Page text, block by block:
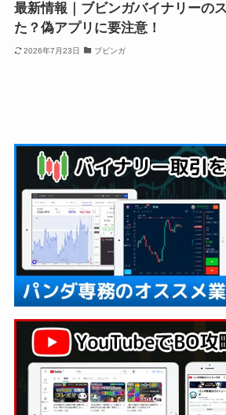
最新情報｜ブビンガバイナリーの
た？偽アプリに要注意！
2026年7月23日 ブビンガ